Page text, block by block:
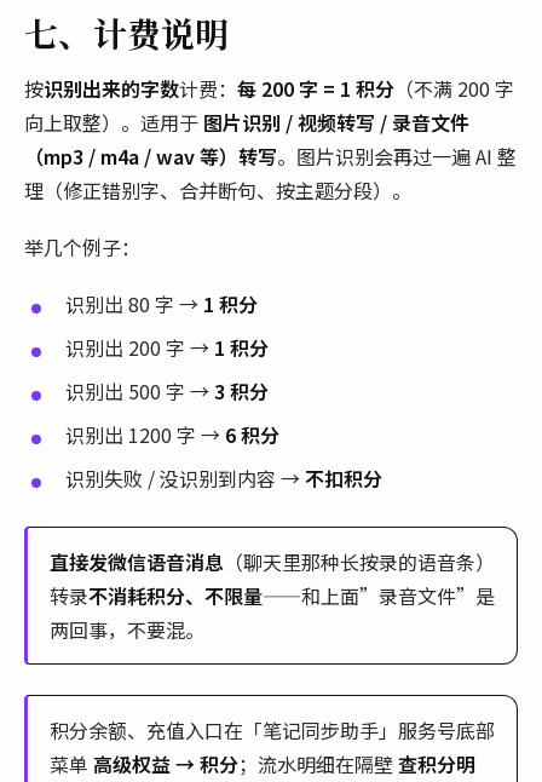
七、计费说明
按识别出来的字数计费： 每 200 字 = 1 积分 （不满 200 字
向上取整）。适用于 图片识别 / 视频转写 / 录音文件
（mp3 / m4a / wav 等）转写。图片识别会再过一遍 AI 整
理（修正错别字、合并断句、按主题分段）。
举几个例子：
识别出 80 字 → 1 积分
识别出 200 字 → 1 积分
识别出 500 字 →3 积分
识别出 1200 字 → 6 积分
识别失败 / 没识别到内容 →不扣积分
直接发微信语音消息 （聊天里那种长按录的语音条）
转录不消耗积分、不限量——和上面”录音文件”是
两回事，不要混。
积分余额、充值入口在「笔记同步助手」服务号底部
菜单 高级权益 → 积分；流水明细在隔壁查积分明